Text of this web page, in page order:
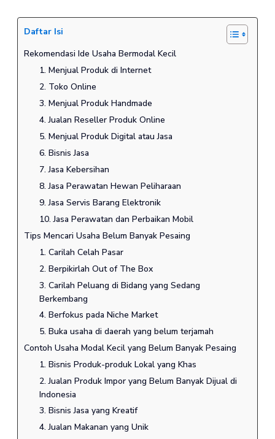
Daftar Isi
Rekomendasi Ide Usaha Bermodal Kecil
1. Menjual Produk di Internet
2. Toko Online
3. Menjual Produk Handmade
4. Jualan Reseller Produk Online
5. Menjual Produk Digital atau Jasa
6. Bisnis Jasa
7. Jasa Kebersihan
8. Jasa Perawatan Hewan Peliharaan
9. Jasa Servis Barang Elektronik
10. Jasa Perawatan dan Perbaikan Mobil
Tips Mencari Usaha Belum Banyak Pesaing
1. Carilah Celah Pasar
2. Berpikirlah Out of The Box
3. Carilah Peluang di Bidang yang Sedang
Berkembang
4. Berfokus pada Niche Market
5. Buka usaha di daerah yang belum terjamah
Contoh Usaha Modal Kecil yang Belum Banyak Pesaing
1. Bisnis Produk-produk Lokal yang Khas
2. Jualan Produk Impor yang Belum Banyak Dijual di
Indonesia
3. Bisnis Jasa yang Kreatif
4. Jualan Makanan yang Unik